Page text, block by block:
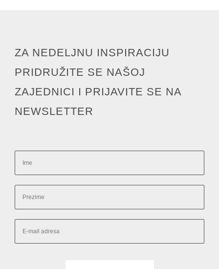
ZA NEDELJNU INSPIRACIJU
PRIDRUŽITE SE NAŠOJ
ZAJEDNICI I PRIJAVITE SE NA
NEWSLETTER